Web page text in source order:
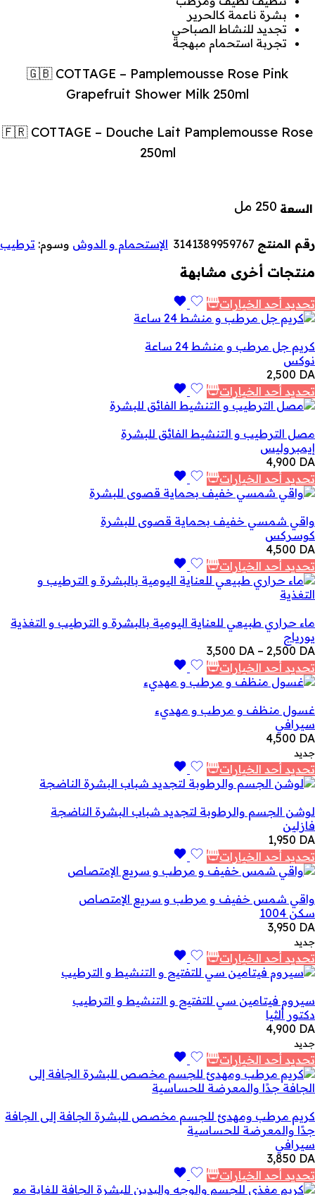
بشرة ناعمة كالحرير
تجديد للنشاط الصباحي
تجربة استحمام مبهجة
🇬🇧 COTTAGE – Pamplemousse Rose Pink
Grapefruit Shower Milk 250ml
🇫🇷 COTTAGE – Douche Lait Pamplemousse Rose
250ml
السعة 250 مل
رقم المنتج 3141389959767 الإستحمام و الدوش وسوم: ترطيب
منتجات أخرى مشابهة
تحديد أحد الخيارات
كريم جل مرطب و منشط 24 ساعة
نوكس
2,500 DA
تحديد أحد الخيارات
مصل الترطيب و التنشيط الفائق للبشرة
إيمبروليس
4,900 DA
تحديد أحد الخيارات
واقي شمسي خفيف بحماية قصوى للبشرة
كوسركس
4,500 DA
تحديد أحد الخيارات
ماء حراري طبيعي للعناية اليومية بالبشرة و الترطيب و التغذية
يورياج
2,500 DA
–
3,500 DA
نطاق
السعر:
من
خلال
تحديد أحد الخيارات
غسول منظف و مرطب و مهديء
سيرافي
4,500 DA
جديد
تحديد أحد الخيارات
لوشن الجسم والرطوبة لتجديد شباب البشرة الناضجة
فازلين
1,950 DA
تحديد أحد الخيارات
واقي شمس خفيف و مرطب و سريع الإمتصاص
سكن 1004
3,950 DA
جديد
تحديد أحد الخيارات
سيروم فيتامين سي للتفتيح و التنشيط و الترطيب
دكتور ألثيا
4,900 DA
جديد
تحديد أحد الخيارات
كريم مرطب ومهدئ للجسم مخصص للبشرة الجافة إلى الجافة
جدًا والمعرضة للحساسية
سيرافي
3,850 DA
تحديد أحد الخيارات